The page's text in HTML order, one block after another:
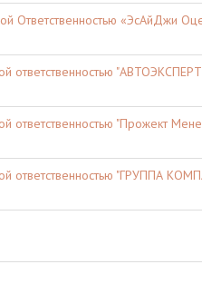
Ответственностью «ЭсАйДжи
ответственностью
ответственностью "Прожект
ответственностью "ГРУППА